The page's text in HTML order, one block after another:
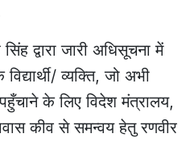
द्वारा जारी अधिसूचना में
व्यक्ति, जो अभी
के लिए विदेश मंत्रालय,
कीव से समन्वय हेतु रणवीर